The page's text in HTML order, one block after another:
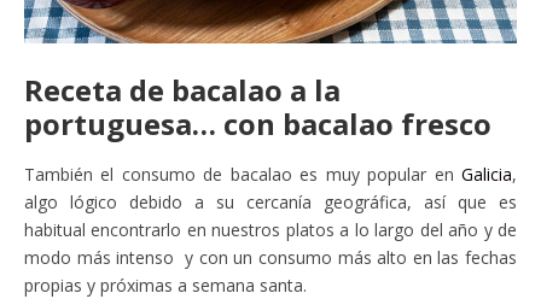
Receta de bacalao a la
portuguesa… con bacalao fresco
También el consumo de bacalao es muy popular en Galicia,
algo lógico debido a su cercanía geográfica, así que es
habitual encontrarlo en nuestros platos a lo largo del año y de
modo más intenso y con un consumo más alto en las fechas
propias y próximas a semana santa.